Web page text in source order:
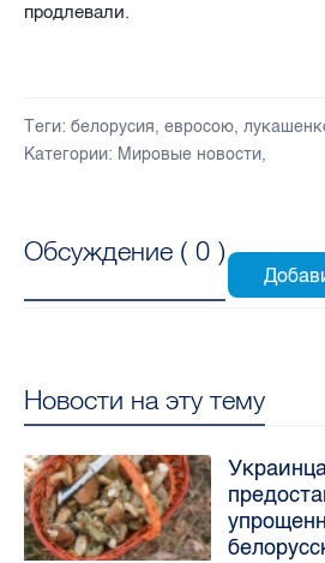
продлевали.
Теги: белорусия, евросою,
Категории: Мировые новости,
Обсуждение ( 0 )
Новости на эту тему